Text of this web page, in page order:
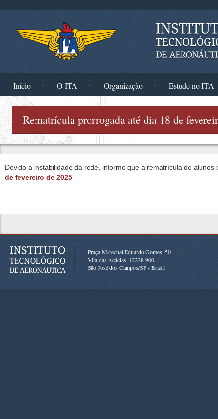
Início O ITA Organização Estude no ITA
Rematrícula prorrogada até dia 18 de
Devido a instabilidade da rede, informo que a rematrícula de
de fevereiro de 2025.
Praça Marechal Eduardo Gomes, 50
Vila das Acácias, 12228-900
São José dos Campos/SP - Brasil